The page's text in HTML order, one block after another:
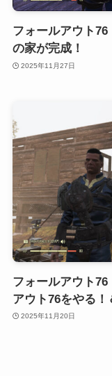
フォールアウト
の家が完成！
2025年11月27日
フォールアウト
アウト76をやる
2025年11月20日